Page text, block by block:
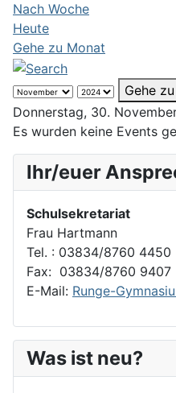
Nach Woche
Heute
Gehe zu Monat
Gehe
Donnerstag, 30.
Es wurden keine Events
Ihr/euer
Schulsekretariat
Frau Hartmann
Tel. : 03834/8760 4450
Fax: 03834/8760 9407
E-Mail: Runge-
Was ist neu?